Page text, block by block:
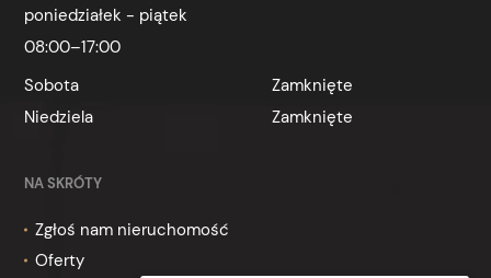
poniedziałek - piątek
08:00–17:00
Sobota
Zamknięte
Niedziela
Zamknięte
NA SKRÓTY
Zgłoś nam nieruchomość
Oferty